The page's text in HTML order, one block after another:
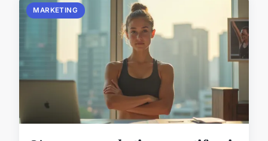
MARKETING